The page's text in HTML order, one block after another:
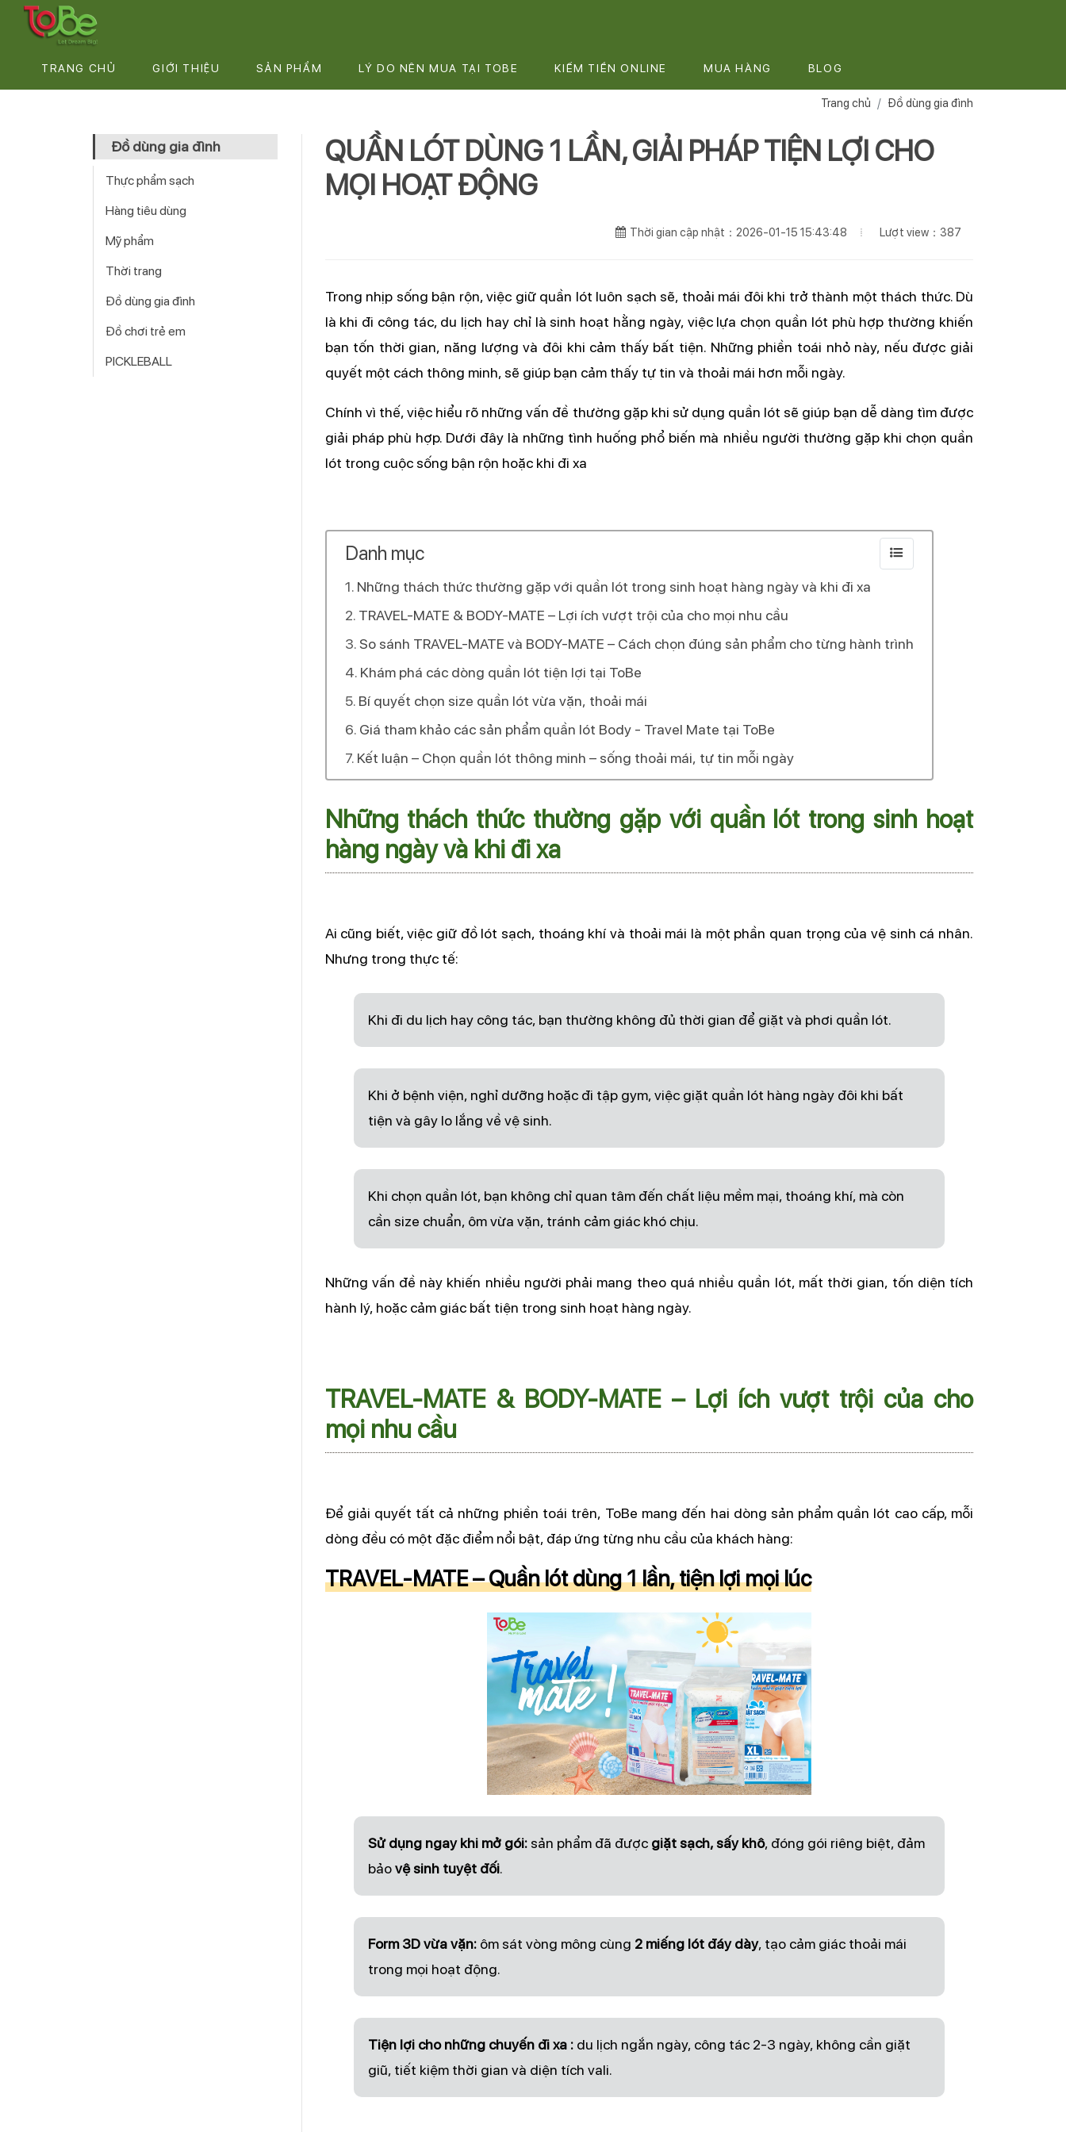
TRANG CHỦ GIỚI THIỆU SẢN PHẨM LÝ DO NÊN MUA TẠI TOBE KIẾM TIỀN ONLINE MUA HÀNG BLOG
Trang chủ Đồ dùng gia đình
Đồ dùng gia đình
Thực phẩm sạch
Hàng tiêu dùng
Mỹ phẩm
Thời trang
Đồ dùng gia đình
Đồ chơi trẻ em
PICKLEBALL
QUẦN LÓT DÙNG 1 LẦN, GIẢI PHÁP TIỆN LỢI CHO
MỌI HOẠT ĐỘNG
Thời gian cập nhật：2026-01-15 15:43:48 Lượt view：387
Trong nhịp sống bận rộn, việc giữ quần lót luôn sạch sẽ, thoải mái đôi khi trở thành một thách thức. Dù
là khi đi công tác, du lịch hay chỉ là sinh hoạt hằng ngày, việc lựa chọn quần lót phù hợp thường khiến
bạn tốn thời gian, năng lượng và đôi khi cảm thấy bất tiện. Những phiền toái nhỏ này, nếu được giải
quyết một cách thông minh, sẽ giúp bạn cảm thấy tự tin và thoải mái hơn mỗi ngày.
Chính vì thế, việc hiểu rõ những vấn đề thường gặp khi sử dụng quần lót sẽ giúp bạn dễ dàng tìm được
giải pháp phù hợp. Dưới đây là những tình huống phổ biến mà nhiều người thường gặp khi chọn quần
lót trong cuộc sống bận rộn hoặc khi đi xa
Danh mục
Những thách thức thường gặp với quần lót trong sinh hoạt hàng ngày và khi đi xa
TRAVEL-MATE & BODY-MATE – Lợi ích vượt trội của cho mọi nhu cầu
So sánh TRAVEL-MATE và BODY-MATE – Cách chọn đúng sản phẩm cho từng hành trình
Khám phá các dòng quần lót tiện lợi tại ToBe
Bí quyết chọn size quần lót vừa vặn, thoải mái
Giá tham khảo các sản phẩm quần lót Body - Travel Mate tại ToBe
Kết luận – Chọn quần lót thông minh – sống thoải mái, tự tin mỗi ngày
Những thách thức thường gặp với quần lót trong sinh hoạt
hàng ngày và khi đi xa
Ai cũng biết, việc giữ đồ lót sạch, thoáng khí và thoải mái là một phần quan trọng của vệ sinh cá nhân.
Nhưng trong thực tế:
Khi đi du lịch hay công tác, bạn thường không đủ thời gian để giặt và phơi quần lót.
Khi ở bệnh viện, nghỉ dưỡng hoặc đi tập gym, việc giặt quần lót hàng ngày đôi khi bất
tiện và gây lo lắng về vệ sinh.
Khi chọn quần lót, bạn không chỉ quan tâm đến chất liệu mềm mại, thoáng khí, mà còn
cần size chuẩn, ôm vừa vặn, tránh cảm giác khó chịu.
Những vấn đề này khiến nhiều người phải mang theo quá nhiều quần lót, mất thời gian, tốn diện tích
hành lý, hoặc cảm giác bất tiện trong sinh hoạt hàng ngày.
TRAVEL-MATE & BODY-MATE – Lợi ích vượt trội của cho
mọi nhu cầu
Để giải quyết tất cả những phiền toái trên, ToBe mang đến hai dòng sản phẩm quần lót cao cấp, mỗi
dòng đều có một đặc điểm nổi bật, đáp ứng từng nhu cầu của khách hàng:
TRAVEL-MATE – Quần lót dùng 1 lần, tiện lợi mọi lúc
Sử dụng ngay khi mở gói:sản phẩm đã được giặt sạch, sấy khô, đóng gói riêng biệt, đảm
bảovệ sinh tuyệt đối.
Form 3D vừa vặn:ôm sát vòng mông cùng 2 miếng lót đáy dày, tạo cảm giác thoải mái
trong mọi hoạt động.
Tiện lợi cho những chuyến đi xa :du lịch ngắn ngày, công tác 2-3 ngày, không cần giặt
giũ, tiết kiệm thời gian và diện tích vali.